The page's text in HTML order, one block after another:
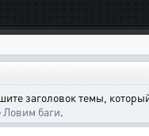
заголовок темы,
Ловим баги.